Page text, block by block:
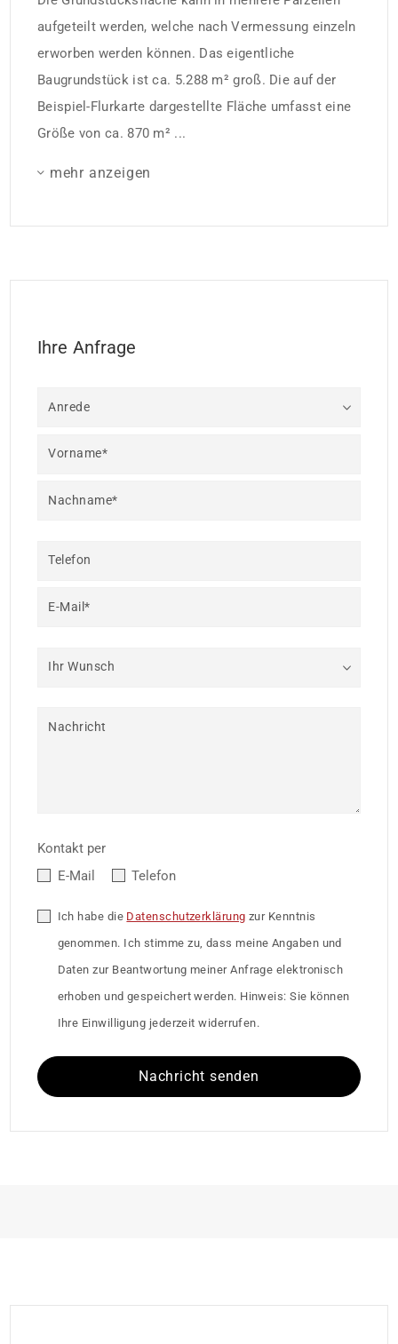
aufgeteilt werden, welche nach Vermessung einzeln
erworben werden können. Das eigentliche
Baugrundstück ist ca. 5.288 m² groß. Die auf der
Beispiel-Flurkarte dargestellte Fläche umfasst eine
Größe von ca. 870 m² ...
mehr anzeigen
Ihre Anfrage
Anrede
Vorname*
Nachname*
Telefon
E-Mail*
Ihr Wunsch
Nachricht
Kontakt per
E-Mail
Telefon
Ich habe die Datenschutzerklärung zur Kenntnis
genommen. Ich stimme zu, dass meine Angaben und
Daten zur Beantwortung meiner Anfrage elektronisch
erhoben und gespeichert werden. Hinweis: Sie können
Ihre Einwilligung jederzeit widerrufen.
Nachricht senden